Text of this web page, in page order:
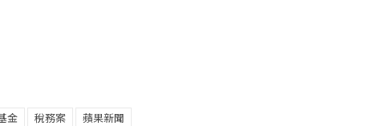
金 稅務案 蘋果新聞